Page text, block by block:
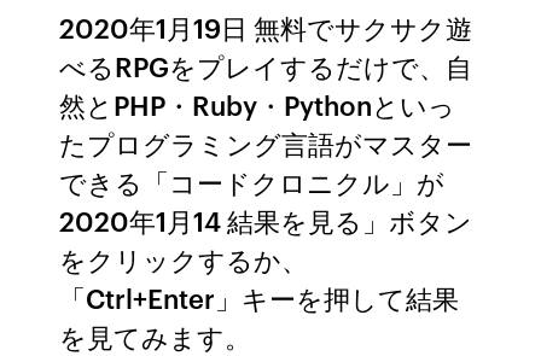
2020年1月19日 無料でサクサク遊
べるRPGをプレイするだけで、自
然とPHP・Ruby・Pythonといっ
たプログラミング言語がマスター
できる「コードクロニクル」が
2020年1月14 結果を見る」ボタン
をクリックするか、
「Ctrl+Enter」キーを押して結果
を見てみます。